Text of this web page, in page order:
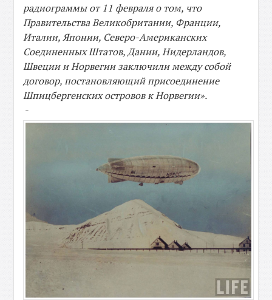
радиограммы от 11 февраля о том, что
Правительства Великобритании, Франции,
Италии, Японии, Северо-Американских
Соединенных Штатов, Дании, Нидерландов,
Швеции и Норвегии заключили между собой
договор, постановляющий присоединение
Шпицбергенских островов к Норвегии».
-